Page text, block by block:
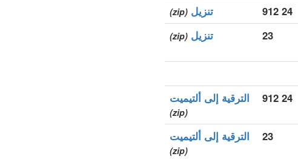
24 912 تنزيل (zip)
23 تنزيل (zip)
24 912 الترقية إلى ألتيميت
(zip)
23 الترقية إلى ألتيميت
(zip)